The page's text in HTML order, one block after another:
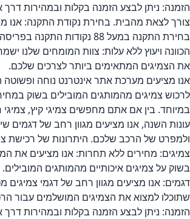
הזמנה: ניתן לבצע הזמנה בקלות ובמהירות
צורך לצאת מהבית. בחירת נקודת התקנה: אנו
בחירת התקנה במעל 88 נקודות
הכוונה ויעוץ ללא עלות: צוות המומחים שלנו
את הצמיגים המתאימים ביותר לצרכים שלכם.
אנו מציעים מערכת אתר אינטרנט נוחה
לרכוש צמיגים מהמותגים המובילים בשוק
במיוחד. בין אם אתם מחפשים צמיגי קיץ, צמיגי
עונות השנה, אנו מציעים מגוון רחב של דגמים
ולמפרט של הרכב שלכם. היתרונות של רכישת
צמיגים: מחירים ללא תחרות: אנו מציעים את
בשוק על צמיגים איכותיים מהמותגים
דגמים: אנו מציעים מגוון רחב של דגמי צמיגים
שתוכלו למצוא את הצמיגים המושלמים עבור
הזמנה: ניתן לבצע הזמנה בקלות ובמהירות